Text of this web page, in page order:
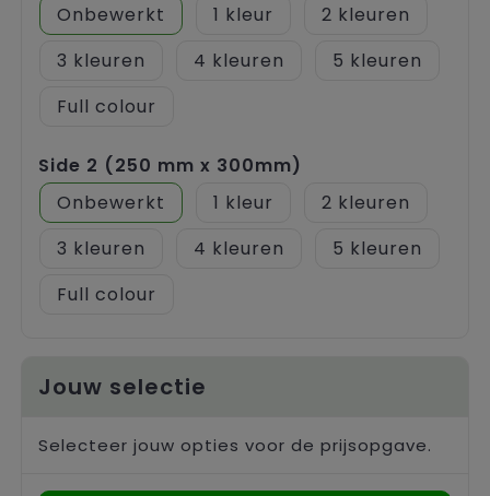
Onbewerkt
1
2
3
4
5
Full colour
Side 2 (250 mm x 300mm)
Onbewerkt
1
2
3
4
5
Full colour
Jouw selectie
Selecteer jouw opties voor de prijsopgave.